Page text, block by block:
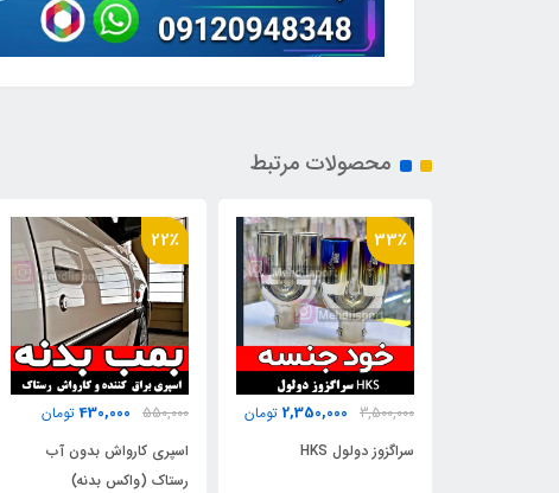
محصولات مرتبط
33٪
3,500,000
2,350,000 تومان
سراگزوز دولول HKS
22٪
550,000
430,000 تومان
اسپری کارواش بدون آب
رستاک (واکس بدنه)